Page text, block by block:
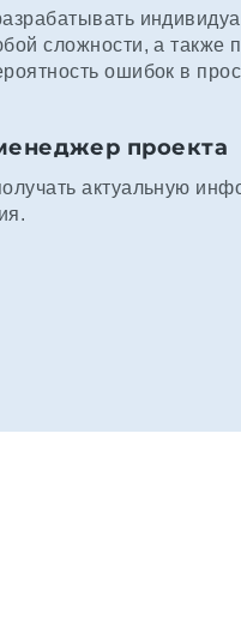
сложности, а также
ошибок в
проекта
актуальную